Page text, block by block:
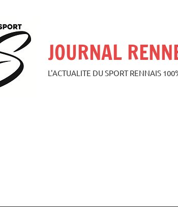
JOURNAL
L'ACTUALITE DU SPORT RENNAIS